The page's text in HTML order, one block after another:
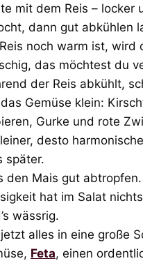
mit dem Reis – locker
dann gut abkühlen
noch warm ist, wird
das möchtest du
der Reis abkühlt,
Gemüse klein:
Gurke und rote
desto
später.
den Mais gut
hat im Salat
wässrig.
alles in eine große
Feta, einen